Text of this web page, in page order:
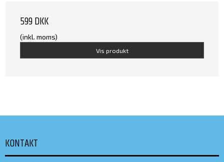
599 DKK
(inkl. moms)
Vis produkt
KONTAKT